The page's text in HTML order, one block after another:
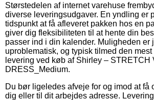
Størstedelen af internet varehuse
diverse leveringsudgaver. En yndling er
tidspunkt at få afleveret pakken hos en
giver dig fleksibiliteten til at hente din
passer ind i din kalender. Muligheden er
uproblematisk, og typisk tilmed den mest
levering ved køb af Shirley – STRETCH
DRESS_Medium.
Du bør ligeledes afveje for og imod at få
dig eller til dit arbejdes adresse.